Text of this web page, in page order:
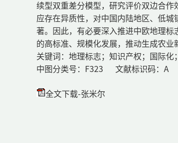
续型双重差分模型，研究评价双边合
应存在异质性，对中国内陆地区、低
著。因此，有必要深入推进中欧地理
的高标准、规模化发展，推动生成农业
关键词：地理标志；知识产权；国际化
中图分类号：F323 文献标识码：A
全文下载-张米尔